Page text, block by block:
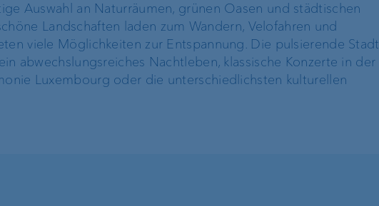
Auswahl an Naturräumen, grünen Oasen und städtischen
Landschaften laden zum Wandern, Velofahren und
viele Möglichkeiten zur Entspannung. Die pulsierende Stadt
abwechslungsreiches Nachtleben, klassische Konzerte in der
Luxembourg oder die unterschiedlichsten kulturellen